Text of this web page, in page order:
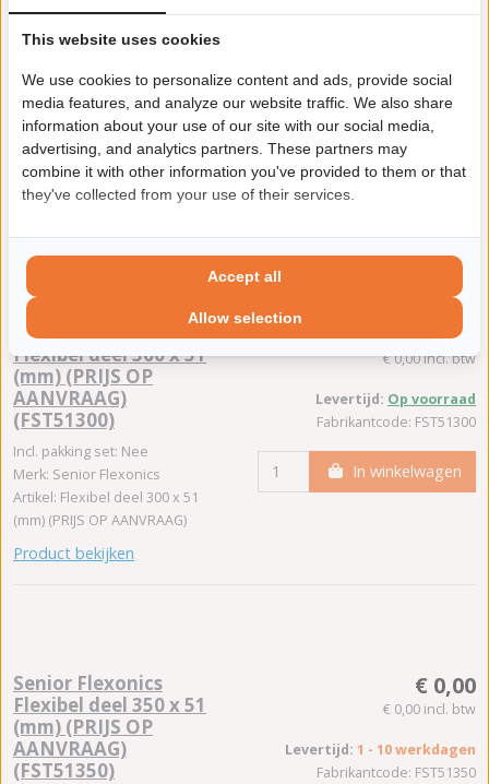
AANVRAAG)
(FST51250)
Incl. pakking set: Nee
Merk: Senior Flexonics
Artikel: Flexibel deel 250 x 51
(mm) (PRIJS OP AANVRAAG)
Product bekijken
Fabrikantcode: FST51250
In winkelwagen
Senior Flexonics
Flexibel deel 300 x 51
(mm) (PRIJS OP
AANVRAAG)
(FST51300)
Incl. pakking set: Nee
Merk: Senior Flexonics
Artikel: Flexibel deel 300 x 51
(mm) (PRIJS OP AANVRAAG)
Product bekijken
€ 0,00
€ 0,00 incl. btw
Levertijd: Op voorraad
Fabrikantcode: FST51300
In winkelwagen
Senior Flexonics
Flexibel deel 350 x 51
(mm) (PRIJS OP
AANVRAAG)
(FST51350)
€ 0,00
€ 0,00 incl. btw
Levertijd: 1 - 10 werkdagen
Fabrikantcode: FST51350
This website uses cookies
We use cookies to personalize content and ads, provide social
media features, and analyze our website traffic. We also share
information about your use of our site with our social media,
advertising, and analytics partners. These partners may
combine it with other information you've provided to them or that
they've collected from your use of their services.
Allow selection
Accept all